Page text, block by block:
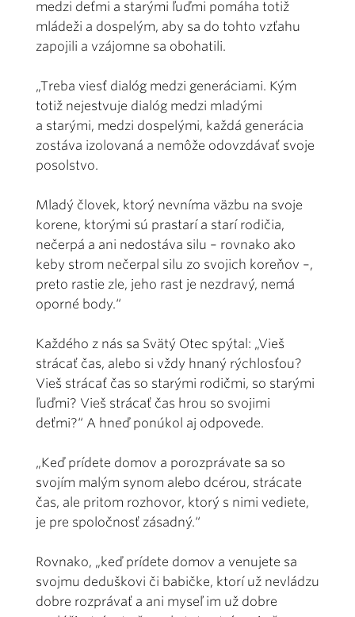
medzi deťmi a starými ľuďmi pomáha totiž
mládeži a dospelým, aby sa do tohto vzťahu
zapojili a vzájomne sa obohatili.
„Treba viesť dialóg medzi generáciami. Kým
totiž nejestvuje dialóg medzi mladými
a starými, medzi dospelými, každá generácia
zostáva izolovaná a nemôže odovzdávať svoje
posolstvo.
Mladý človek, ktorý nevníma väzbu na svoje
korene, ktorými sú prastarí a starí rodičia,
nečerpá a ani nedostáva silu – rovnako ako
keby strom nečerpal silu zo svojich koreňov –,
preto rastie zle, jeho rast je nezdravý, nemá
oporné body.“
Každého z nás sa Svätý Otec spýtal: „Vieš
strácať čas, alebo si vždy hnaný rýchlosťou?
Vieš strácať čas so starými rodičmi, so starými
ľuďmi? Vieš strácať čas hrou so svojimi
deťmi?“ A hneď ponúkol aj odpovede.
„Keď prídete domov a porozprávate sa so
svojím malým synom alebo dcérou, strácate
čas, ale pritom rozhovor, ktorý s nimi vediete,
je pre spoločnosť zásadný.“
Rovnako, „keď prídete domov a venujete sa
svojmu deduškovi či babičke, ktorí už nevládzu
dobre rozprávať a ani myseľ im už dobre